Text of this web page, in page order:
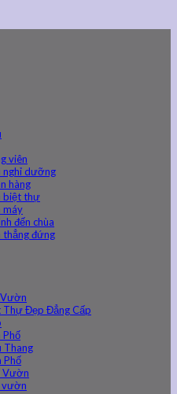
viên
nghỉ dưỡng
hàng
biệt thự
máy
đến chùa
đứng
Vườn
Thự Đẹp Đẳng Cấp
Phố
Thang
Phố
Vườn
vườn